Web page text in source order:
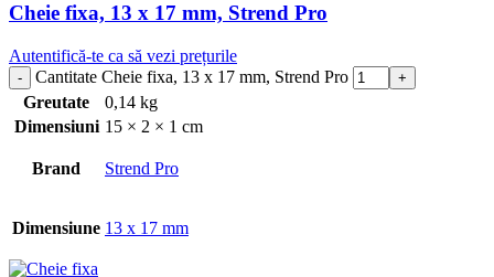
Cheie fixa, 13 x 17 mm, Strend Pro
Autentifică-te ca să vezi prețurile
Cantitate Cheie fixa, 13 x 17 mm, Strend Pro
Greutate
0,14 kg
Dimensiuni 15 × 2 × 1 cm
Brand Strend Pro
Dimensiune 13 x 17 mm